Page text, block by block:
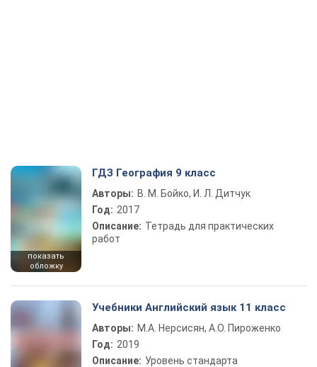
показать
обложку
ГДЗ География 9 класс
Авторы: В. М. Бойко, И. Л. Дитчук
Год: 2017
Описание: Тетрадь для практических
работ
Учебники Английский язык 11 класс
Авторы: М.А. Нерсисян, А.О. Пироженко
Год: 2019
Описание: Уровень стандарта